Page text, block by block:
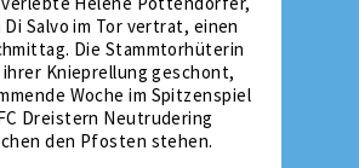
Di Salvo im Tor vertrat, einen
Die Stammtorhüterin
Knieprellung geschont,
Woche im Spitzenspiel
Dreistern Neutrudering
den Pfosten stehen.